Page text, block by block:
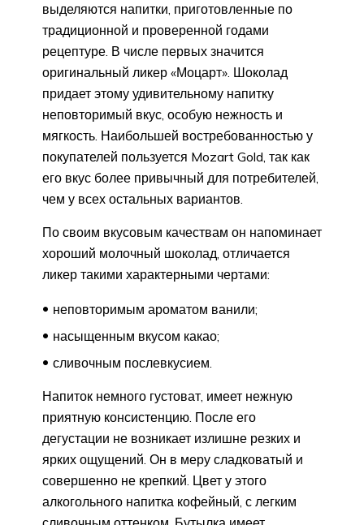
выделяются напитки, приготовленные по
традиционной и проверенной годами
рецептуре. В числе первых значится
оригинальный ликер «Моцарт». Шоколад
придает этому удивительному напитку
неповторимый вкус, особую нежность и
мягкость. Наибольшей востребованностью у
покупателей пользуется Mozart Gold, так как
его вкус более привычный для потребителей,
чем у всех остальных вариантов.
По своим вкусовым качествам он напоминает
хороший молочный шоколад, отличается
ликер такими характерными чертами:
неповторимым ароматом ванили;
насыщенным вкусом какао;
сливочным послевкусием.
Напиток немного густоват, имеет нежную
приятную консистенцию. После его
дегустации не возникает излишне резких и
ярких ощущений. Он в меру сладковатый и
совершенно не крепкий. Цвет у этого
алкогольного напитка кофейный, с легким